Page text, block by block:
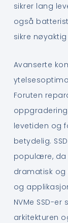
sikrer lang
også
sikre
Avanserte
Foruten
levetiden og
betydelig.
populære, da
dramatisk og
og
NVMe SSD-
arkitekturen